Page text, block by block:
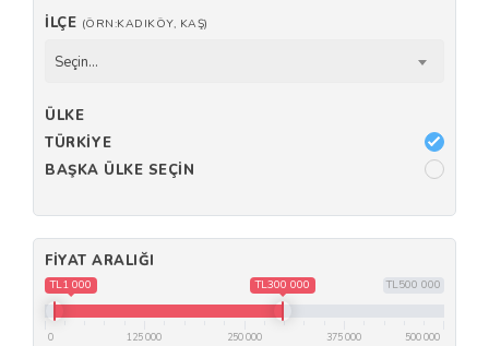
İLÇE (ÖRN:KADIKÖY, KAŞ)
Seçin...
ÜLKE
TÜRKIYE
BAŞKA ÜLKE SEÇIN
FIYAT ARALIĞI
TL500 000
TL1 000 TL300 000
0 125 000 250 000 375 000 500 000